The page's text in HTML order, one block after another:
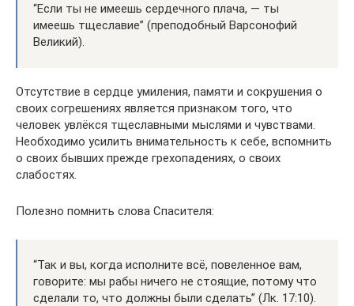
“Если ты не имеешь сердечного плача, — ты
имеешь тщеславие” (преподобный Варсонофий
Великий).
Отсутствие в сердце умиления, памяти и сокрушения о
своих согрешениях является признаком того, что
человек увлёкся тщеславными мыслями и чувствами.
Необходимо усилить внимательность к себе, вспомнить
о своих бывших прежде грехопадениях, о своих
слабостях.
Полезно помнить слова Спасителя:
“Так и вы, когда исполните всё, повеленное вам,
говорите: мы рабы ничего не стоящие, потому что
сделали то, что должны были сделать” (Лк. 17:10).